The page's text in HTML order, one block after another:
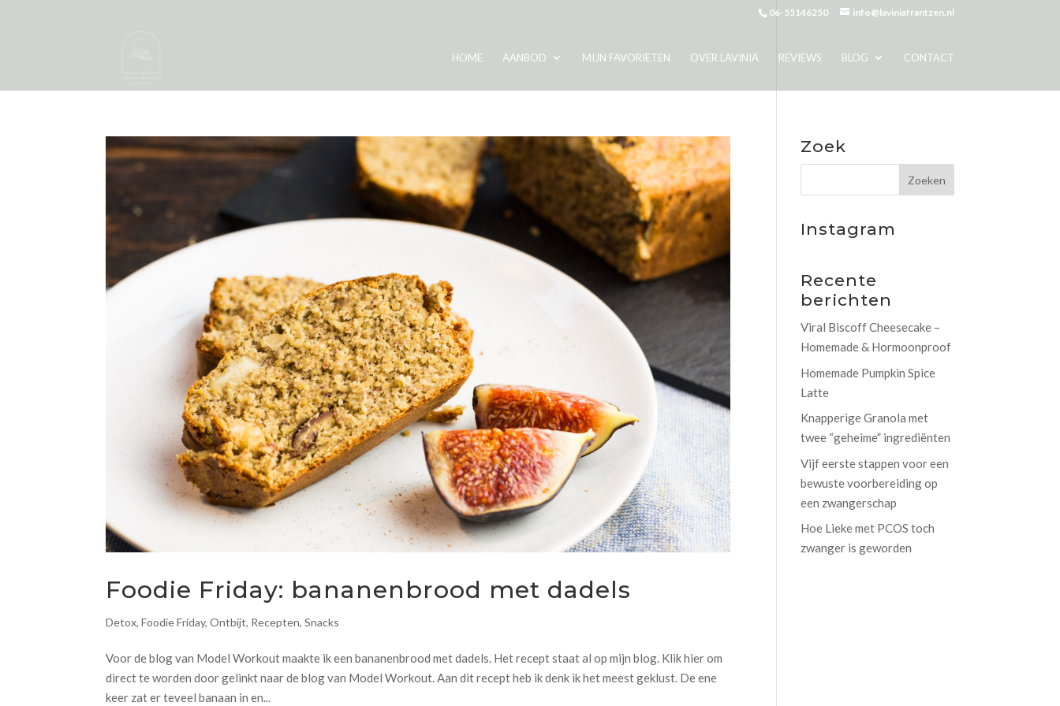
06-55146250 info@laviniafrantzen.nl
HOME AANBOD MIJN FAVORIETEN OVER LAVINIA REVIEWS BLOG CONTACT
Foodie Friday: bananenbrood met dadels
Detox,Foodie Friday,Ontbijt, Recepten,Snacks
Voor de blog van Model Workout maakte ik een bananenbrood met dadels. Het recept staat al op mijn blog. Klik hier om
direct te worden door gelinkt naar de blog van Model Workout. Aan dit recept heb ik denk ik het meest geklust. De ene
keer zat er teveel banaan in en...
Zoek
Instagram
Recente
berichten
Viral Biscoff Cheesecake –
Homemade & Hormoonproof
Homemade Pumpkin Spice
Latte
Knapperige Granola met
twee “geheime” ingrediënten
Vijf eerste stappen voor een
bewuste voorbereiding op
een zwangerschap
Hoe Lieke met PCOS toch
zwanger is geworden